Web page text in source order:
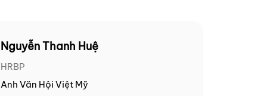
Nguyễn Thanh Huệ
HRBP
Anh Văn Hội Việt Mỹ